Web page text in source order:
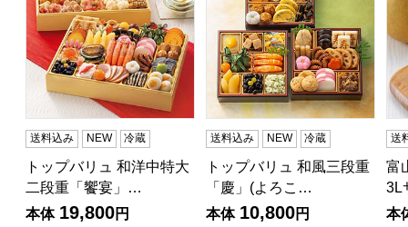
送料込み NEW 冷蔵
トップバリュ 和洋中特大
二段重「饗宴」…
本体 19,800円
送料込み NEW 冷蔵
トップバリュ 和風三段重
「慶」(よろこ…
本体 10,800円
送
富
3L
本